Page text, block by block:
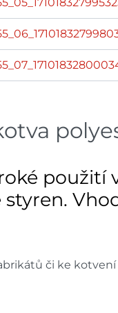
či ke kotvení